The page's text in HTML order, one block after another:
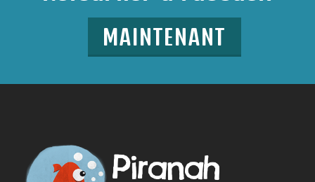
MAINTENANT